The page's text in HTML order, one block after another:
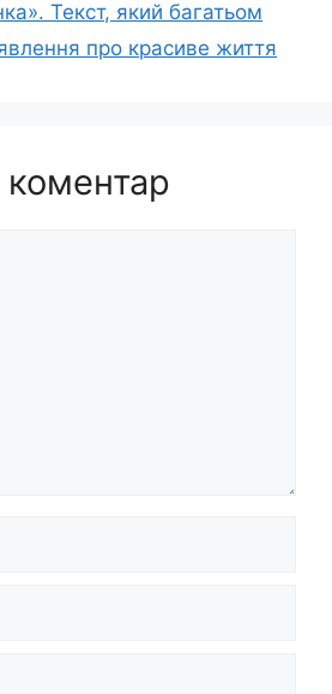
Текст, який багатьом
про красиве життя